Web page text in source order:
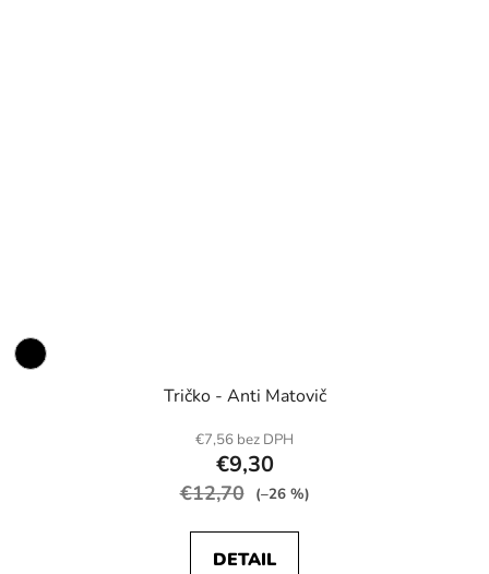
Tričko - Anti Matovič
€7,56 bez DPH
€9,30
€12,70 (–26 %)
DETAIL